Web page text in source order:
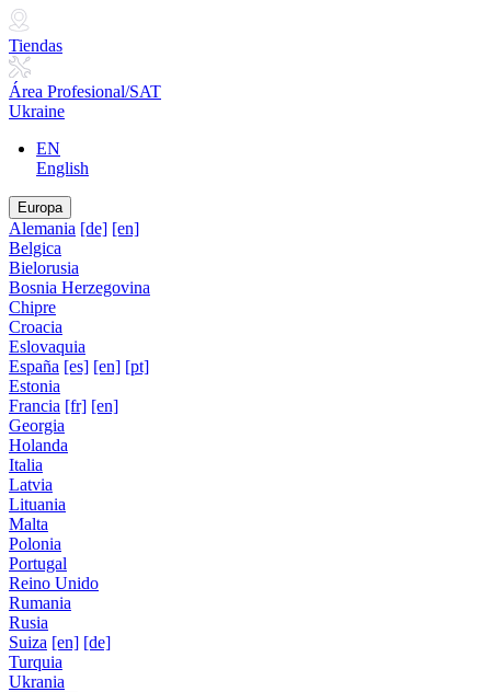
Tiendas
Área Profesional/SAT
Ukraine
EN
English
Europa
Alemania [de] [en]
Belgica
Bielorusia
Bosnia Herzegovina
Chipre
Croacia
Eslovaquia
España [es] [en] [pt]
Estonia
Francia [fr] [en]
Georgia
Holanda
Italia
Latvia
Lituania
Malta
Polonia
Portugal
Reino Unido
Rumania
Rusia
Suiza [en] [de]
Turquia
Ukrania